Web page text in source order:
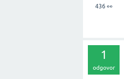
436 👀
1
odgovor